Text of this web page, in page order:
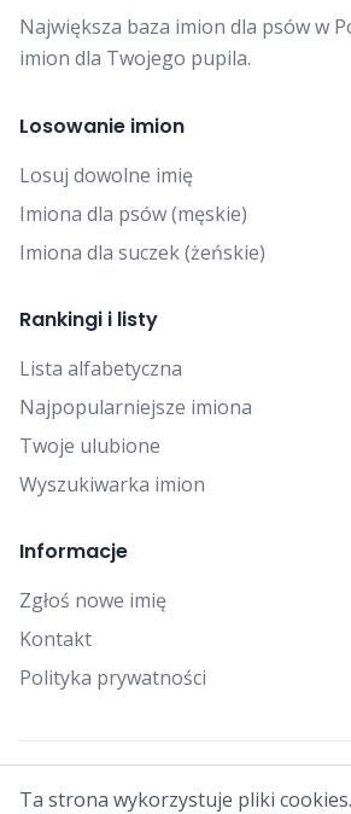
Największa baza imion dla psów w
imion dla Twojego pupila.
Losowanie imion
Losuj dowolne imię
Imiona dla psów (męskie)
Imiona dla suczek (żeńskie)
Rankingi i listy
Lista alfabetyczna
Najpopularniejsze imiona
Twoje ulubione
Wyszukiwarka imion
Informacje
Zgłoś nowe imię
Kontakt
Polityka prywatności
© 2025 Falcon Bytes. Wszelkie
Ta strona wykorzystuje pliki cookies.